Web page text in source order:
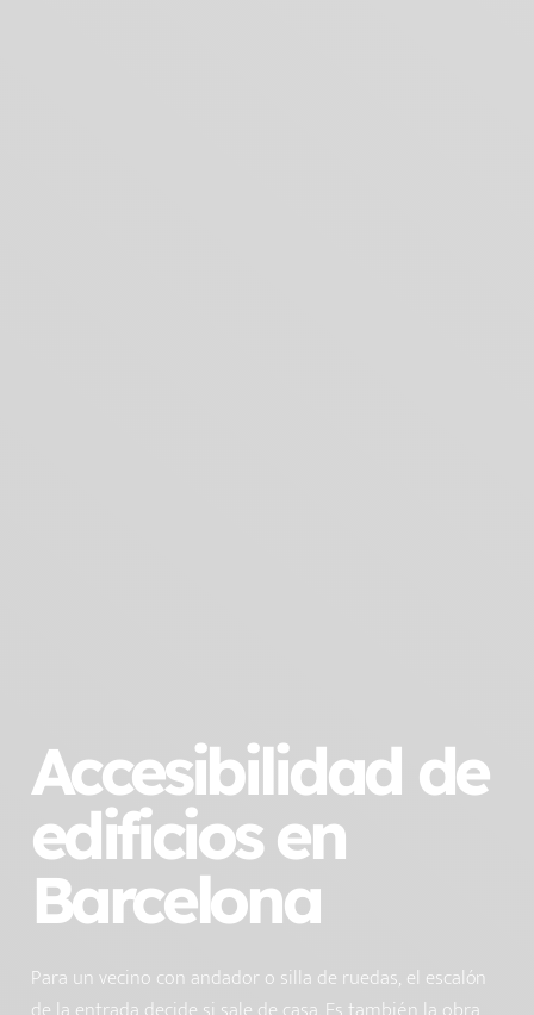
Accesibilidad de
edificios en
Barcelona
Para un vecino con andador o silla de ruedas, el escalón